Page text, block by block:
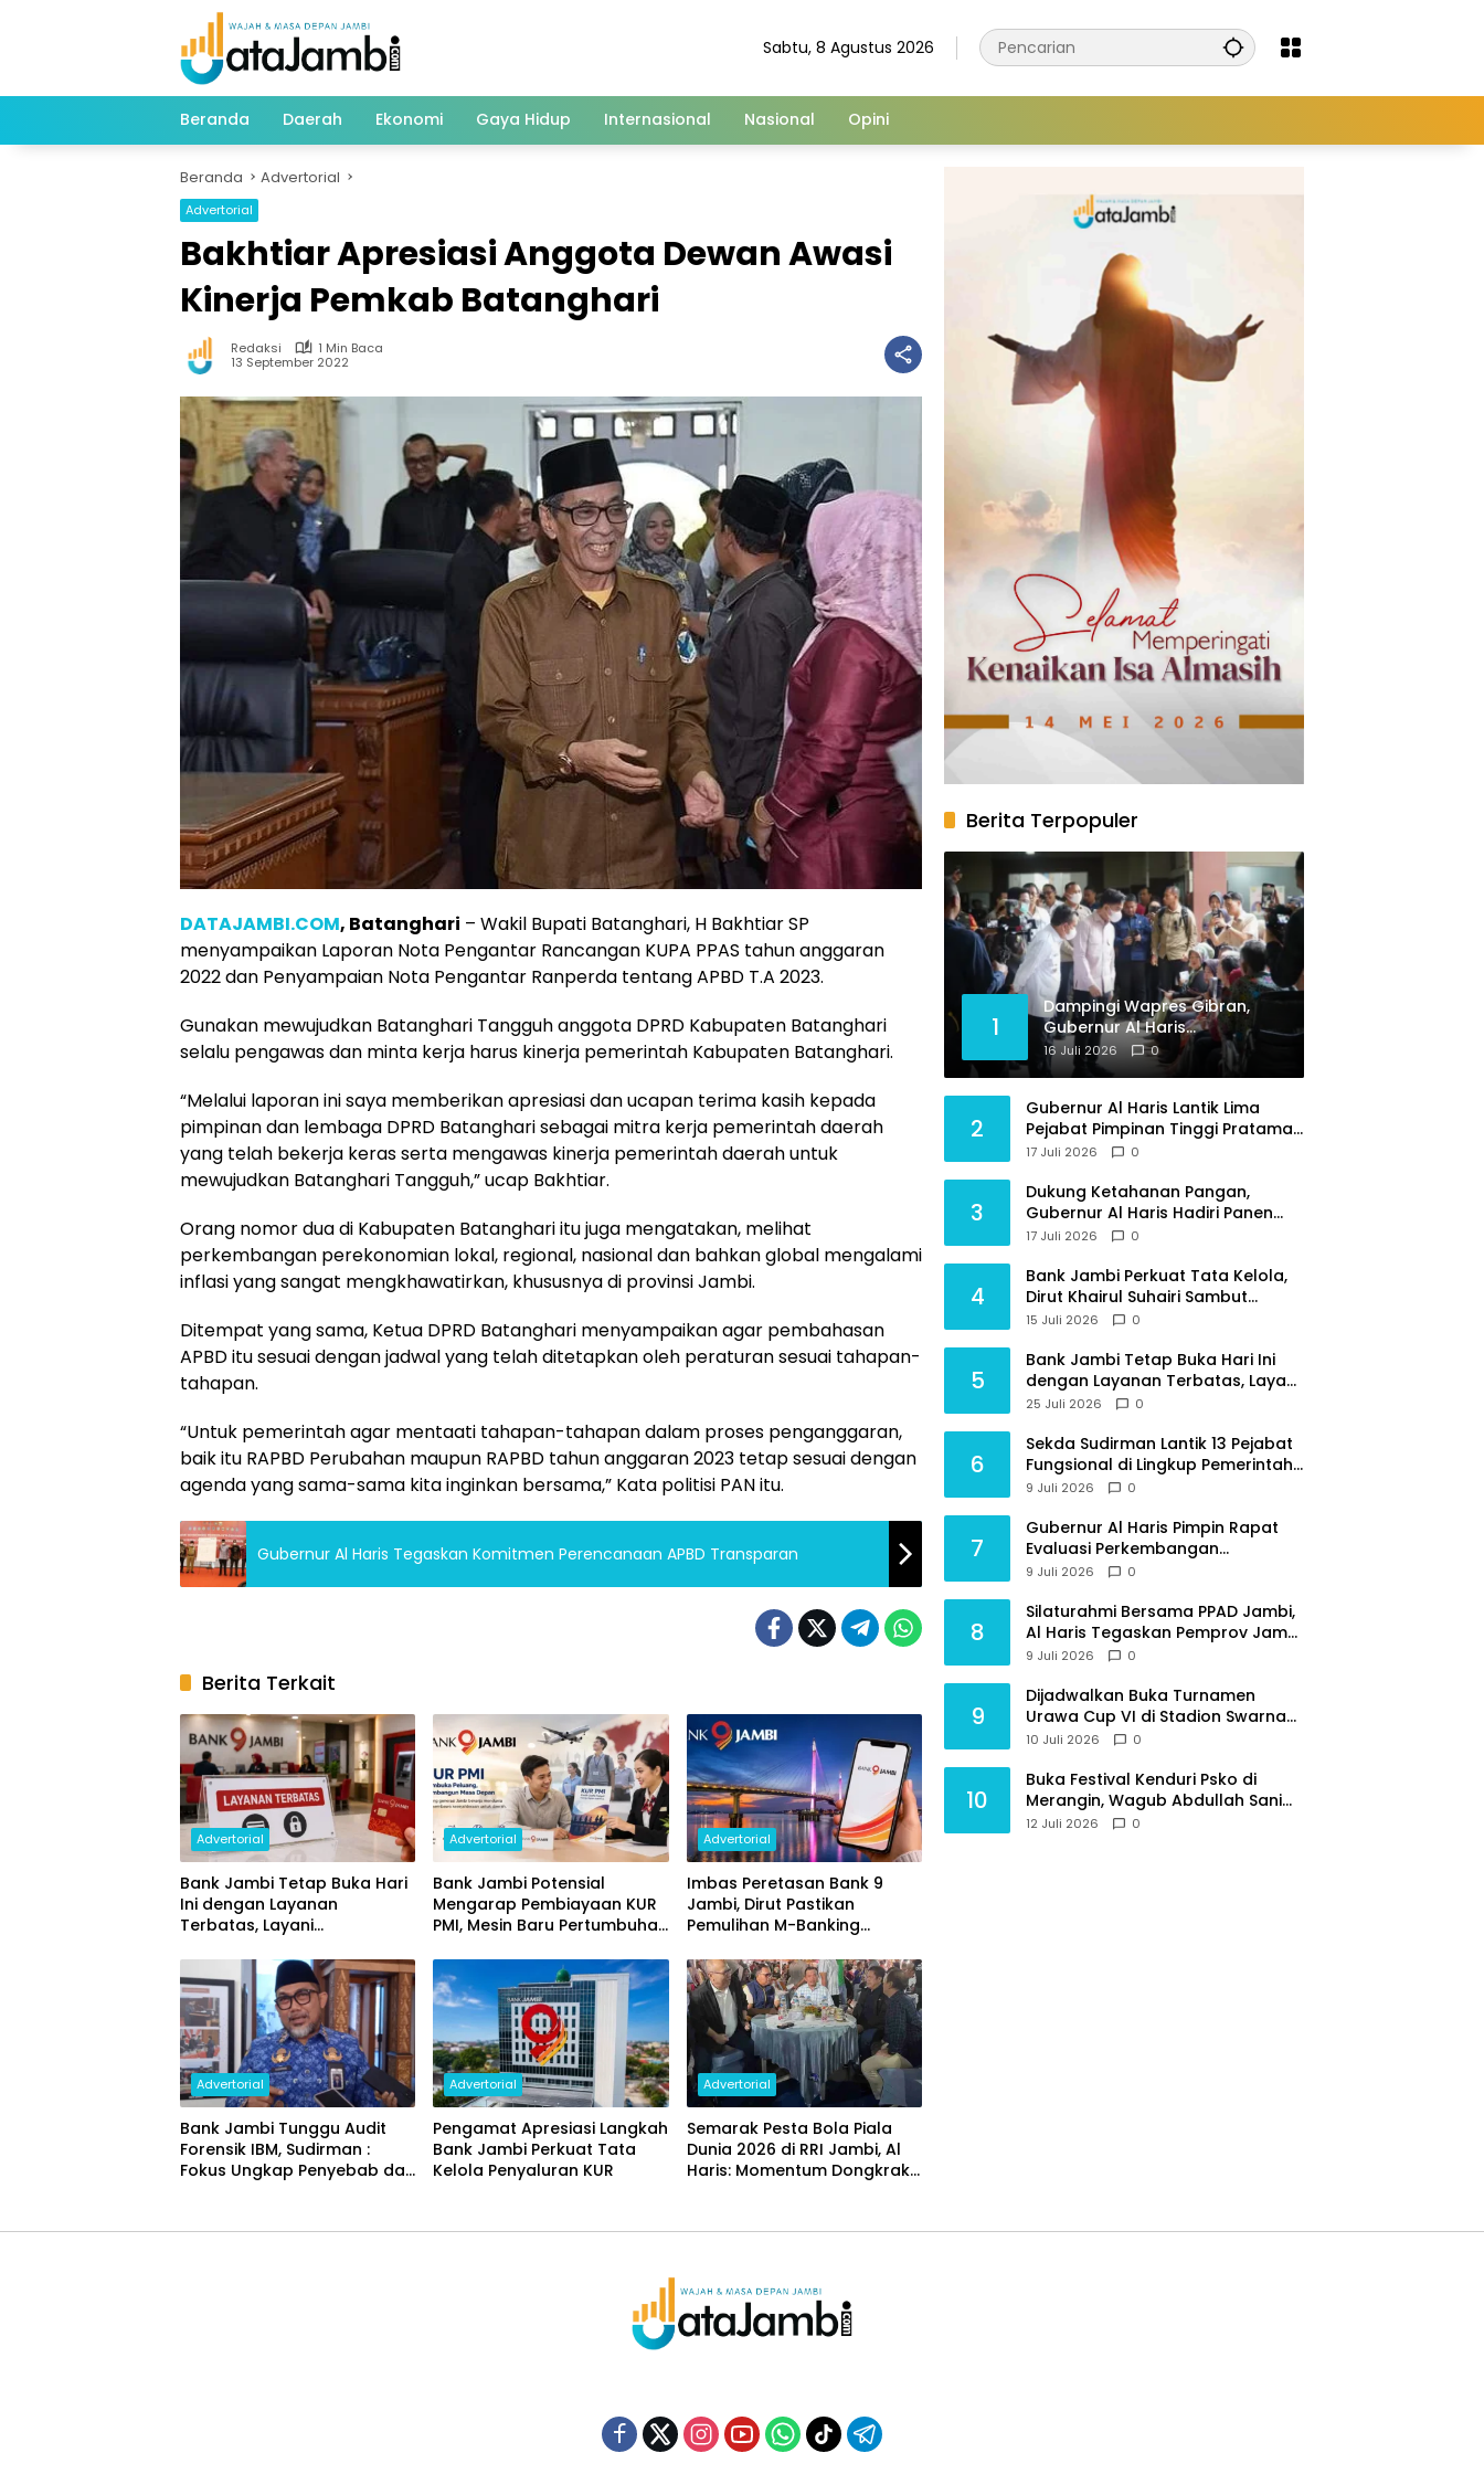
Sabtu, 8 Agustus 2026
Beranda Daerah Ekonomi Gaya Hidup Internasional Nasional Opini
Beranda Advertorial
Advertorial
Bakhtiar Apresiasi Anggota Dewan Awasi
Kinerja Pemkab Batanghari
Redaksi
1 Min Baca
13 September 2022
DATAJAMBI.COM, Batanghari – Wakil Bupati Batanghari, H Bakhtiar SP
menyampaikan Laporan Nota Pengantar Rancangan KUPA PPAS tahun anggaran
2022 dan Penyampaian Nota Pengantar Ranperda tentang APBD T.A 2023.
Gunakan mewujudkan Batanghari Tangguh anggota DPRD Kabupaten Batanghari
selalu pengawas dan minta kerja harus kinerja pemerintah Kabupaten Batanghari.
“Melalui laporan ini saya memberikan apresiasi dan ucapan terima kasih kepada
pimpinan dan lembaga DPRD Batanghari sebagai mitra kerja pemerintah daerah
yang telah bekerja keras serta mengawas kinerja pemerintah daerah untuk
mewujudkan Batanghari Tangguh,” ucap Bakhtiar.
Orang nomor dua di Kabupaten Batanghari itu juga mengatakan, melihat
perkembangan perekonomian lokal, regional, nasional dan bahkan global mengalami
inflasi yang sangat mengkhawatirkan, khususnya di provinsi Jambi.
Ditempat yang sama, Ketua DPRD Batanghari menyampaikan agar pembahasan
APBD itu sesuai dengan jadwal yang telah ditetapkan oleh peraturan sesuai tahapan-
tahapan.
“Untuk pemerintah agar mentaati tahapan-tahapan dalam proses penganggaran,
baik itu RAPBD Perubahan maupun RAPBD tahun anggaran 2023 tetap sesuai dengan
agenda yang sama-sama kita inginkan bersama,” Kata politisi PAN itu.
Gubernur Al Haris Tegaskan Komitmen Perencanaan APBD Transparan
Berita Terkait
Advertorial
Bank Jambi Tetap Buka Hari
Ini dengan Layanan
Terbatas, Layani
Perubahan PIN
Advertorial
Bank Jambi Potensial
Mengarap Pembiayaan KUR
PMI, Mesin Baru Pertumbuhan
Advertorial
Imbas Peretasan Bank 9
Jambi, Dirut Pastikan
Pemulihan M-Banking
Advertorial
Bank Jambi Tunggu Audit
Forensik IBM, Sudirman :
Fokus Ungkap Penyebab dan
Advertorial
Pengamat Apresiasi Langkah
Bank Jambi Perkuat Tata
Kelola Penyaluran KUR
Advertorial
Semarak Pesta Bola Piala
Dunia 2026 di RRI Jambi, Al
Haris: Momentum Dongkrak
Berita Terpopuler
1
Dampingi Wapres Gibran,
Gubernur Al Haris
Perjuangkan MRI Baru dan
Tambahan Dokter Spesialis
16 Juli 2026 0
2
Gubernur Al Haris Lantik Lima
Pejabat Pimpinan Tinggi Pratama,
Tekankan Penguatan Kinerja dan
17 Juli 2026 0
3
Dukung Ketahanan Pangan,
Gubernur Al Haris Hadiri Panen
Raya TNI di Kabupaten
17 Juli 2026 0
4
Bank Jambi Perkuat Tata Kelola,
Dirut Khairul Suhairi Sambut
Sinergi Strategis Bersama BPKP
15 Juli 2026 0
5
Bank Jambi Tetap Buka Hari Ini
dengan Layanan Terbatas, Layani
Penggantian Kartu ATM dan
25 Juli 2026 0
6
Sekda Sudirman Lantik 13 Pejabat
Fungsional di Lingkup Pemerintah
Provinsi Jambi
9 Juli 2026 0
7
Gubernur Al Haris Pimpin Rapat
Evaluasi Perkembangan
Pelaksanaan Kegiatan
9 Juli 2026 0
8
Silaturahmi Bersama PPAD Jambi,
Al Haris Tegaskan Pemprov Jambi
Terus Rangkul Para Purnawirawan
9 Juli 2026 0
9
Dijadwalkan Buka Turnamen
Urawa Cup VI di Stadion Swarna
Bhumi, Gubernur Al Haris Siap
10 Juli 2026 0
10
Buka Festival Kenduri Psko di
Merangin, Wagub Abdullah Sani
Ajak Generasi Muda Jaga Budaya
12 Juli 2026 0